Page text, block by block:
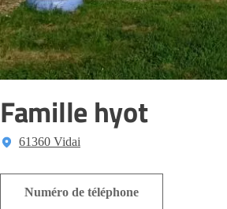
Famille hyot
61360 Vidai
Numéro de téléphone